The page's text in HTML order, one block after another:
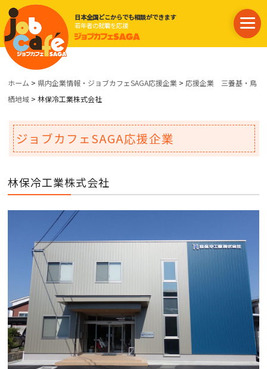
日本全国どこからでも相談ができます
若年者の就職を応援
ホーム > 県内企業情報・ジョブカフェSAGA応援企業 > 応援企業 三養基・鳥
栖地域 > 林保冷工業株式会社
ジョブカフェSAGA応援企業
林保冷工業株式会社